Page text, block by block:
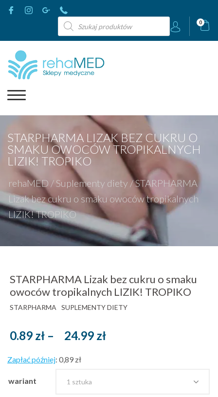
Wyszukiwarka
produktów
0
STARPHARMA LIZAK BEZ CUKRU O
SMAKU OWOCÓW TROPIKALNYCH
LIZIK! TROPIKO
rehaMED / Suplementy diety /STARPHARMA
Lizak bez cukru o smaku owoców tropikalnych
LIZIK! TROPIKO
STARPHARMA Lizak bez cukru o smaku
owoców tropikalnych LIZIK! TROPIKO
STARPHARMA SUPLEMENTY DIETY
0.89 zł – 24.99 złZakres
Zapłać później: 0,89 zł
wariant